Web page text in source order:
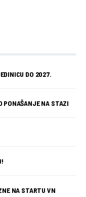
DO 2027.
PONAŠANJE NA STAZI
NA STARTU VN